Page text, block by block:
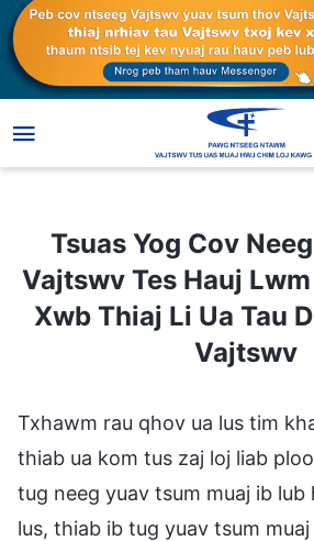
Tsuas Yog Cov
Vajtswv Tes Hauj
Xwb Thiaj Li Ua Tau
Vajtswv
Txhawm rau qhov ua lus tim
thiab ua kom tus zaj loj liab
tug neeg yuav tsum muaj ib lub
lus, thiab ib tug yuav tsum